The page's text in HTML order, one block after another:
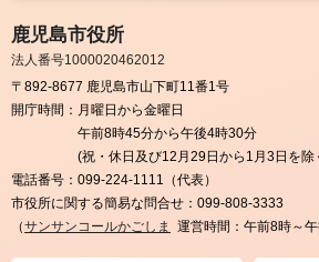
鹿児島市役所
法人番号1000020462012
〒892-8677 鹿児島市山下町11番1号
開庁時間： 月曜日から金曜日
午前8時45分から午後4時30分
(祝・休日及び12月29日から1月3日を除
電話番号： 099-224-1111（代表）
市役所に関する簡易な問合せ： 099-808-3333
（サンサンコールかごしま 運営時間：午前8時～午